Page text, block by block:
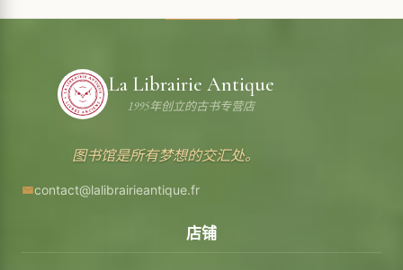
La Librairie Antique
1995年创立的古书专营店
图书馆是所有梦想的交汇处。
contact@lalibrairieantique.fr
店铺